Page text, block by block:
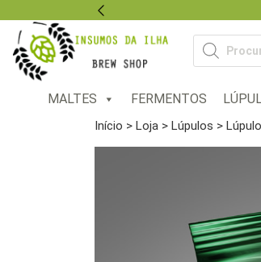
Previous
Pesquisar
produtos
MALTES FERMENTOS
Início > Loja > Lúpulos >